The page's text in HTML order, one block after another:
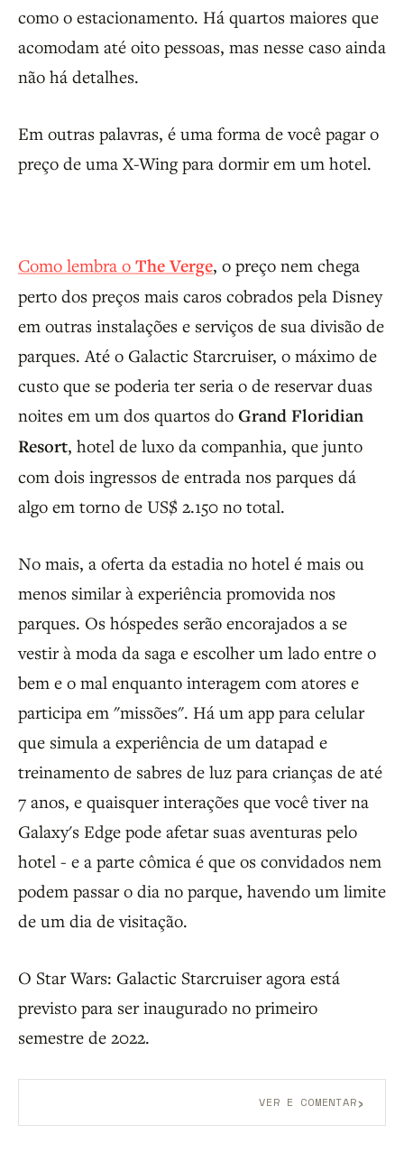
como o estacionamento. Há quartos maiores que
acomodam até oito pessoas, mas nesse caso ainda
não há detalhes.
Em outras palavras, é uma forma de você pagar o
preço de uma X-Wing para dormir em um hotel.
Como lembra o The Verge, o preço nem chega
perto dos preços mais caros cobrados pela Disney
em outras instalações e serviços de sua divisão de
parques. Até o Galactic Starcruiser, o máximo de
custo que se poderia ter seria o de reservar duas
noites em um dos quartos do Grand Floridian
Resort, hotel de luxo da companhia, que junto
com dois ingressos de entrada nos parques dá
algo em torno de US$ 2.150 no total.
No mais, a oferta da estadia no hotel é mais ou
menos similar à experiência promovida nos
parques. Os hóspedes serão encorajados a se
vestir à moda da saga e escolher um lado entre o
bem e o mal enquanto interagem com atores e
participa em "missões". Há um app para celular
que simula a experiência de um datapad e
treinamento de sabres de luz para crianças de até
7 anos, e quaisquer interações que você tiver na
Galaxy's Edge pode afetar suas aventuras pelo
hotel - e a parte cômica é que os convidados nem
podem passar o dia no parque, havendo um limite
de um dia de visitação.
O Star Wars: Galactic Starcruiser agora está
previsto para ser inaugurado no primeiro
semestre de 2022.
VER E COMENTAR›